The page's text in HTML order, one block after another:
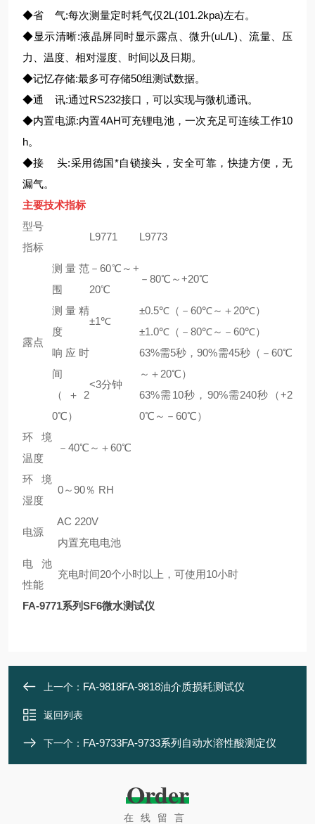
◆省 气:每次测量定时耗气仅2L(101.2kpa)左右。
◆显示清晰:液晶屏同时显示露点、微升(uL/L)、流量、压
力、温度、相对湿度、时间以及日期。
◆记忆存储:最多可存储50组测试数据。
◆通 讯:通过RS232接口，可以实现与微机通讯。
◆内置电源:内置4AH可充锂电池，一次充足可连续工作10
h。
◆接 头:采用德国*自锁接头，安全可靠，快捷方便，无
漏气。
主要技术指标
型号
指标
L9771 L9773
露点
测量范
围
－60℃～+
20℃
－80℃～+20℃
测量精
度
±1℃
±0.5℃（－60℃～＋20℃）
±1.0℃（－80℃～－60℃）
响应时
间
（＋2
0℃）
<3分钟
63%需5秒，90%需45秒（－60℃
～＋20℃）
63%需10秒，90%需240秒（+2
0℃～－60℃）
环境
温度
－40℃～＋60℃
环境
湿度
0～90％ RH
电源
AC 220V
内置充电电池
电池
性能
充电时间20个小时以上，可使用10小时
FA-9771系列SF6微水测试仪
上一个： FA-9818FA-9818油介质损耗测试仪
返回列表
下一个： FA-9733FA-9733系列自动水溶性酸测定仪
Order
在线留言